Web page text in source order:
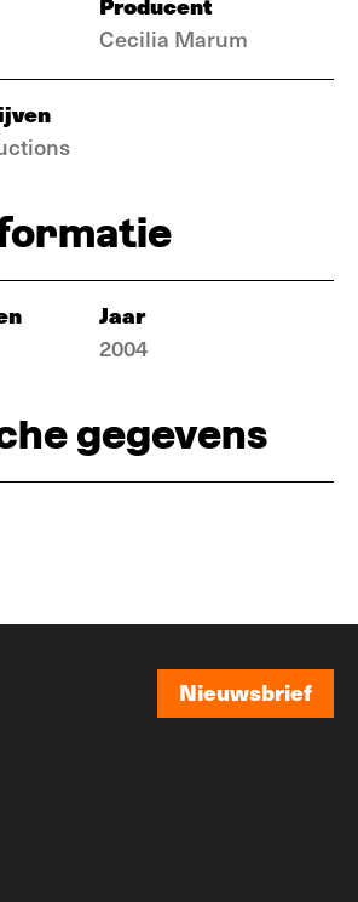
Cecilia Marum
Jaar
2004
gegevens
Nieuwsbrief